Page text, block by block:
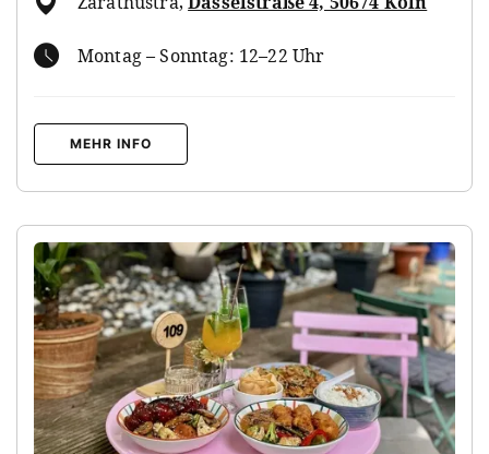
Montag – Sonntag: 12–22 Uhr
MEHR INFO